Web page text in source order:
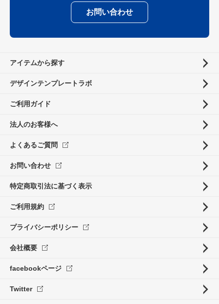
お問い合わせ
アイテムから探す
デザインテンプレートラボ
ご利用ガイド
法人のお客様へ
よくあるご質問
お問い合わせ
特定商取引法に基づく表示
ご利用規約
プライバシーポリシー
会社概要
facebookページ
Twitter